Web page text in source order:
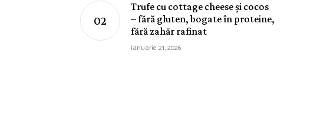
Trufe cu cottage cheese și cocos
– fără gluten, bogate în proteine,
fără zahăr rafinat
ianuarie 21, 2026